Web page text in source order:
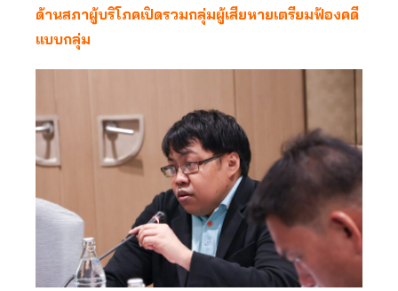
ด้านสภาผู้บริโภคเปิดรวมกลุ่มผู้เสียหายเตรียมฟ้องคดี
แบบกลุ่ม